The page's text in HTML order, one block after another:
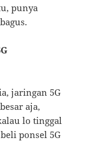
punya
jaringan 5G
aja,
lo tinggal
ponsel 5G